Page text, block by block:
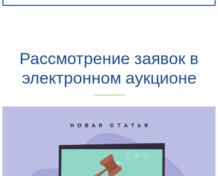
Рассмотрение заявок в
электронном аукционе